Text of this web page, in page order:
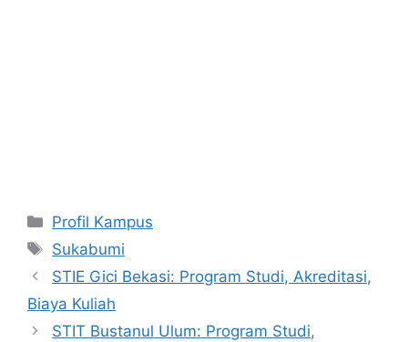
Kategori
Profil Kampus
Tag
Sukabumi
STIE Gici Bekasi: Program Studi, Akreditasi,
Biaya Kuliah
STIT Bustanul Ulum: Program Studi,